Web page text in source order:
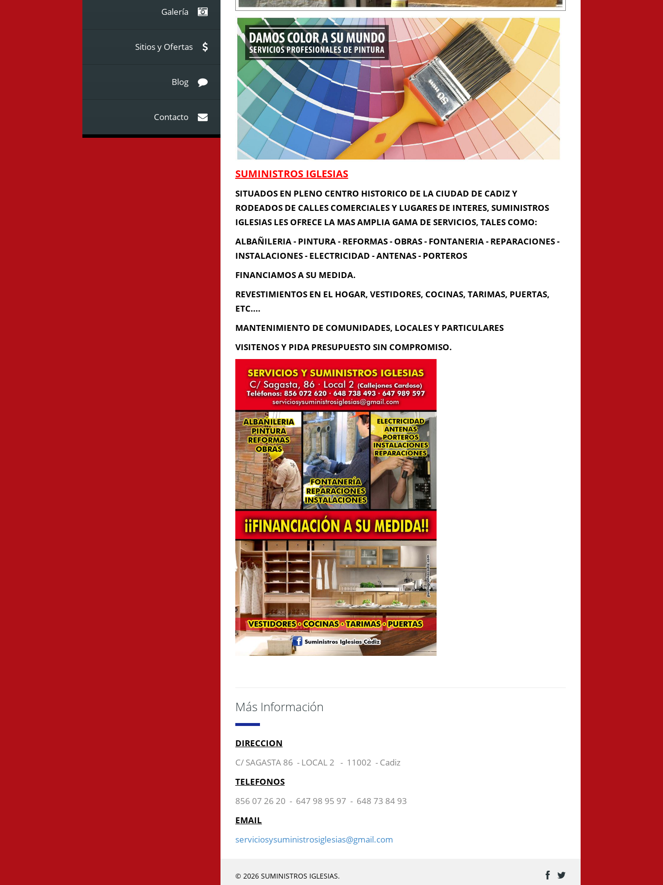
Galería
Sitios y Ofertas
Blog
Contacto
SUMINISTROS IGLESIAS
SITUADOS EN PLENO CENTRO HISTORICO DE LA CIUDAD DE CADIZ Y
RODEADOS DE CALLES COMERCIALES Y LUGARES DE INTERES, SUMINISTROS
IGLESIAS LES OFRECE LA MAS AMPLIA GAMA DE SERVICIOS, TALES COMO:
ALBAÑILERIA - PINTURA - REFORMAS - OBRAS - FONTANERIA - REPARACIONES -
INSTALACIONES - ELECTRICIDAD - ANTENAS - PORTEROS
FINANCIAMOS A SU MEDIDA.
REVESTIMIENTOS EN EL HOGAR, VESTIDORES, COCINAS, TARIMAS, PUERTAS,
ETC....
MANTENIMIENTO DE COMUNIDADES, LOCALES Y PARTICULARES
VISITENOS Y PIDA PRESUPUESTO SIN COMPROMISO.
Más Información
DIRECCION
C/ SAGASTA 86 - LOCAL 2 - 11002 - Cadiz
TELEFONOS
856 07 26 20 - 647 98 95 97 - 648 73 84 93
EMAIL
serviciosysuministrosiglesias@gmail.com
Información de Contacto
C/ SAGASTA 86 - LOCAL 2 - 11002 - Cadiz, Cádiz, Cádiz
856 07 26 20 - 647 98 95 97 - 648 73 84 93
serviciosysuministrosiglesias@gmail.com
Contacta con Nosotros
© 2026 SUMINISTROS IGLESIAS.